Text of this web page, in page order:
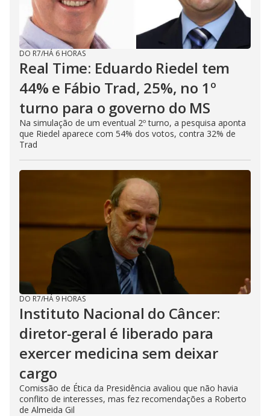
DO R7/HÁ 6 HORAS
Real Time: Eduardo Riedel tem
44% e Fábio Trad, 25%, no 1º
turno para o governo do MS
Na simulação de um eventual 2º turno, a pesquisa aponta
que Riedel aparece com 54% dos votos, contra 32% de
Trad
DO R7/HÁ 9 HORAS
Instituto Nacional do Câncer:
diretor-geral é liberado para
exercer medicina sem deixar
cargo
Comissão de Ética da Presidência avaliou que não havia
conflito de interesses, mas fez recomendações a Roberto
de Almeida Gil